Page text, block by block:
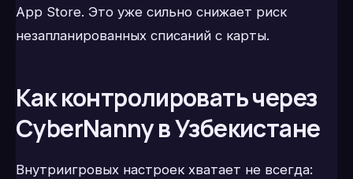
App Store. Это уже сильно снижает риск
незапланированных списаний с карты.
Как контролировать через
CyberNanny в Узбекистане
Внутриигровых настроек хватает не всегда: